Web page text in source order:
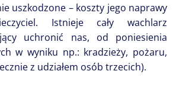
uszkodzone – koszty jego naprawy
Istnieje cały wachlarz
uchronić nas, od poniesienia
w wyniku np.: kradzieży, pożaru,
z udziałem osób trzecich).